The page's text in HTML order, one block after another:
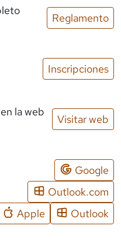
Reglamento
Inscripciones
la web
Visitar web
Google
Outlook.com
Apple
Outlook